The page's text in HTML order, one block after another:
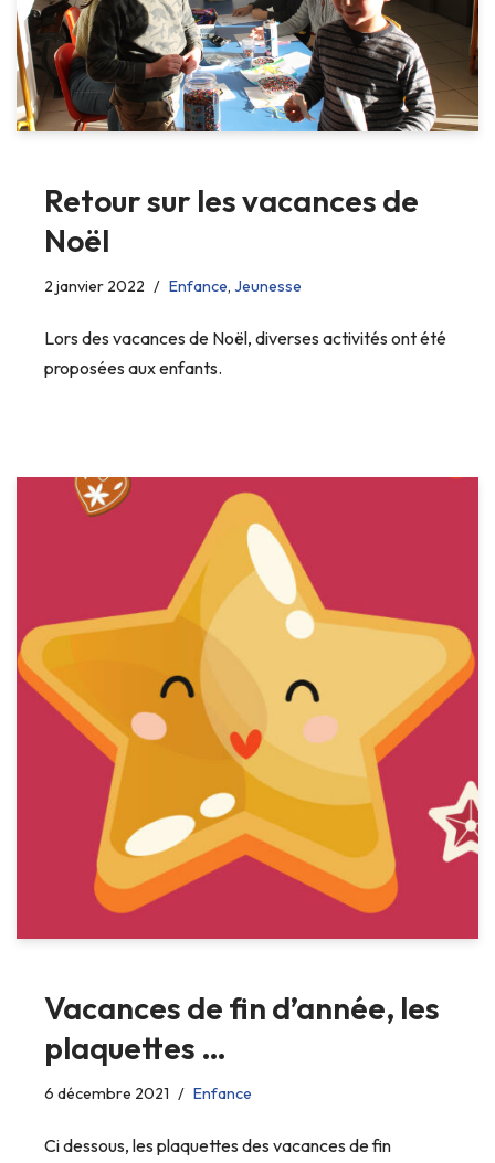
Retour sur les vacances de
Noël
2 janvier 2022 Enfance, Jeunesse
Lors des vacances de Noël, diverses activités ont été
proposées aux enfants.
Vacances de fin d’année, les
plaquettes …
6 décembre 2021 Enfance
Ci dessous, les plaquettes des vacances de fin